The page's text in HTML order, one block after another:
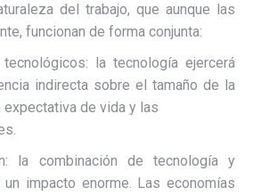
del trabajo, que aunque las
funcionan de forma conjunta:
la tecnología ejercerá
indirecta sobre el tamaño de la
expectativa de vida y las
la combinación de tecnología y
impacto enorme. Las economías